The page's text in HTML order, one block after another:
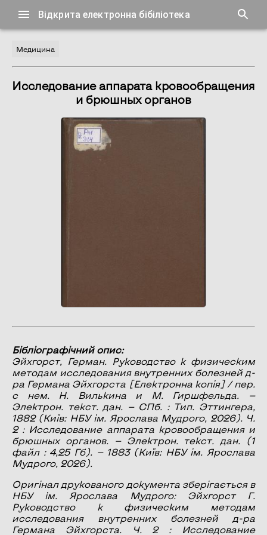
Відкрита електронна бібіліотека
Медицина
Исследование аппарата кровообращения
и брюшных органов
Бібліографічний опис:
Эйхгорст, Герман.
Руководство к физическим
методам исследования внутренних болезней д-
ра Германа Эйхгорста [Електронна копія] / пер.
с нем. Н. Вилькина и М. Гиршфельда. —
Электрон. текст. дан. — СПб. : Тип. Эттингера,
1882 (Київ: НБУ ім. Ярослава Мудрого, 2026). Ч.
2 : Исследование аппарата кровообращения и
брюшных органов. — Электрон. текст. дан. (1
файл : 4,25 Гб). — 1883 (Київ: НБУ ім. Ярослава
Мудрого, 2026).
Оригінал друкованого документа зберігається в
НБУ ім. Ярослава Мудрого: Эйхгорст Г.
Руководство к физическим методам
исследования внутренних болезней д-ра
Германа Эйхгорста. Ч. 2 : Исследование